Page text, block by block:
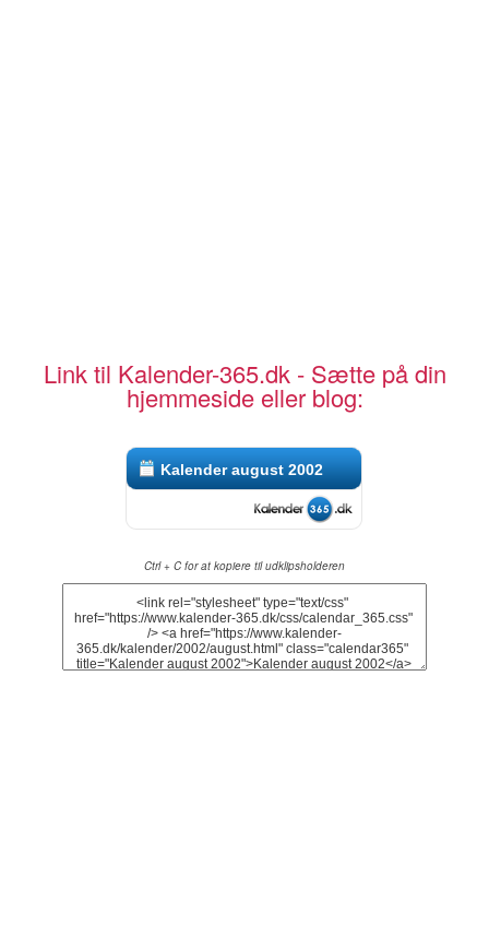
Link til Kalender-365.dk - Sætte på din
hjemmeside eller blog:
Kalender august 2002
Ctrl + C for at kopiere til udklipsholderen